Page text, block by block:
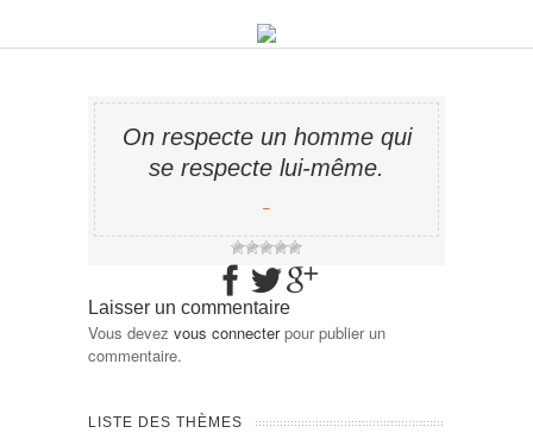
On respecte un homme qui
se respecte lui-même.
−
Laisser un commentaire
Vous devez vous connecterpour publier un
commentaire.
LISTE DES THÈMES